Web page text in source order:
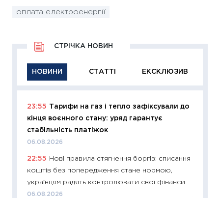
оплата електроенергії
НОВИНИ СТАТТІ ЕКСКЛЮЗИВ
СТРІЧКА НОВИН
23:55
Тарифи на газ і тепло зафіксували до
кінця воєнного стану: уряд гарантує
стабільність платіжок
06.08.2026
22:55
Нові правила стягнення боргів: списання
коштів без попередження стане нормою,
українцям радять контролювати свої фінанси
06.08.2026